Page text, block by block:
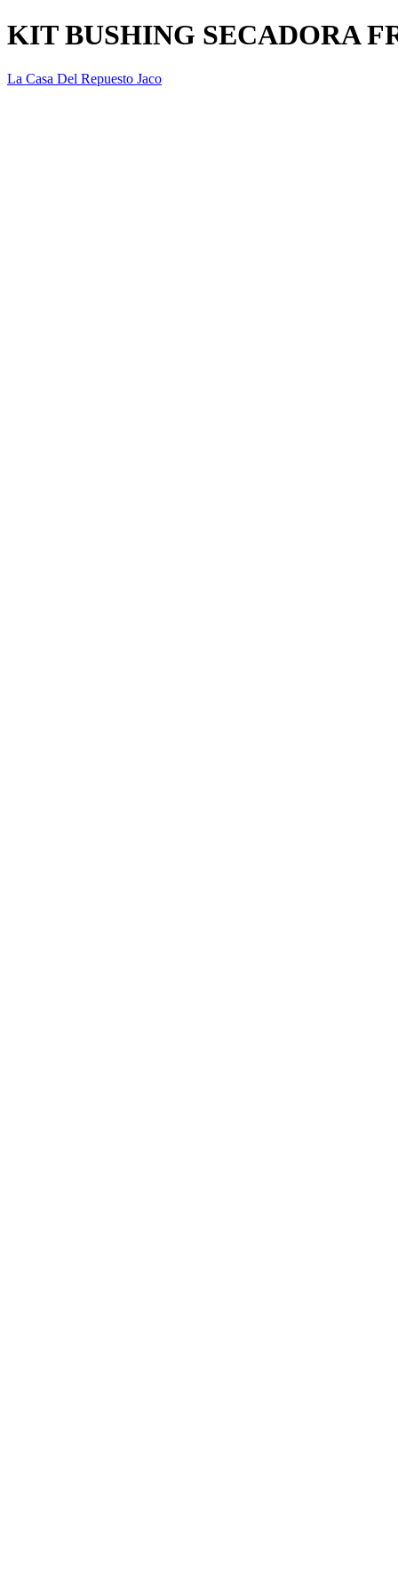
KIT BUSHING SECADORA
La Casa Del Repuesto Jaco